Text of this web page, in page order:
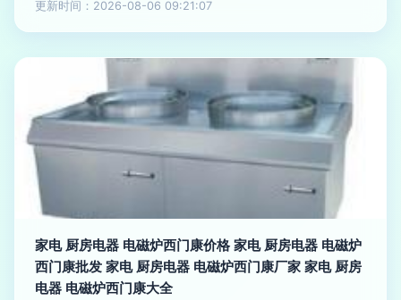
更新时间：2026-08-06 09:21:07
家电 厨房电器 电磁炉西门康价格 家电 厨房电器 电磁炉
西门康批发 家电 厨房电器 电磁炉西门康厂家 家电 厨房
电器 电磁炉西门康大全